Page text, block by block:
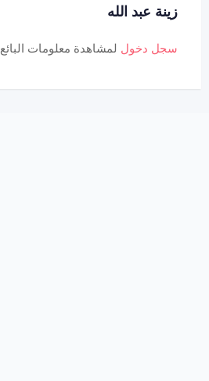
زينة عبد الله
سجل دخول لمشاهدة معلومات البائع